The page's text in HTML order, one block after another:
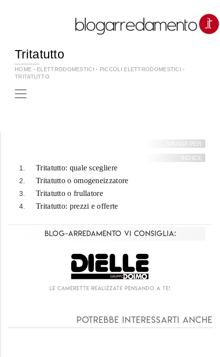
Tritatutto
HOME - ELETTRODOMESTICI - PICCOLI ELETTRODOMESTICI -
TRITATUTTO
NAVIGA PER:
INDICE:
Tritatutto: quale scegliere
Tritatutto o omogeneizzatore
Tritatutto o frullatore
Tritatutto: prezzi e offerte
Blog-Arredamento vi consiglia:
Le camerette realizzate pensando a te!
Potrebbe interessarti anche